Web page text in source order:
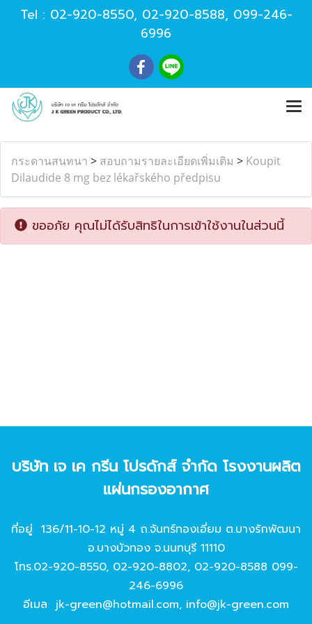
Tel : 02-920-8550, 02-920-8588, 099-246-
6996
กระดานสนทนา > สอบถามรายละเอียดเพิ่มเติม > Koupit
Dilaudide 8 mg bez lékařského předpisu
ขออภัย คุณไม่ได้รับสิทธิในการเข้าใช้งานในส่วนนี้
บริษัท เจ เค กรีน โปรดักส์ จํากัด โรงงานผลิต
แผ่นกรองอากาศ
ที่อยู่ 136/11-10-12 หมู่ 4 ถ.จันทร์ทองเอี่ยม ต.บางรักพัฒนา
อ.บางบัวทอง จ.นนทบุรี 11110
โทร.02-920-8550, 02-920-8802, 02-920-8588 099-
246-6996
อีเมล jk-green@hotmail.com, info@jk-green.com